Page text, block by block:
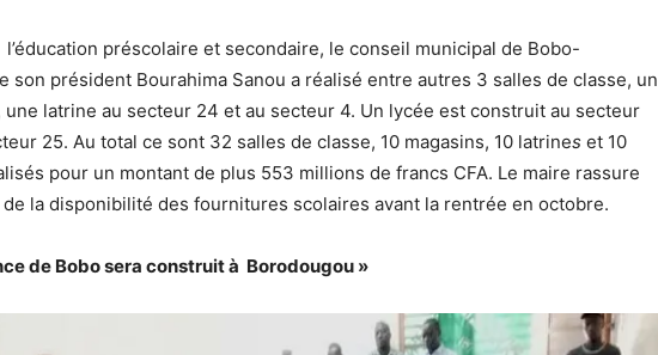
préscolaire et secondaire, le conseil municipal de Bobo-
son président Bourahima Sanou a réalisé entre autres 3 salles de classe, un
une latrine au secteur 24 et au secteur 4. Un lycée est construit au secteur
25. Au total ce sont 32 salles de classe, 10 magasins, 10 latrines et 10
pour un montant de plus 553 millions de francs CFA. Le maire rassure
de la disponibilité des fournitures scolaires avant la rentrée en octobre.
de Bobo sera construit à Borodougou »